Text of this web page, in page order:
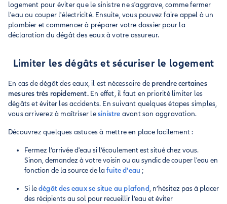
logement pour éviter que le sinistre ne s'aggrave, comme fermer
l'eau ou couper l'électricité. Ensuite, vous pouvez faire appel à un
plombier et commencer à préparer votre dossier pour la
déclaration du dégât des eaux à votre assureur.
Limiter les dégâts et sécuriser le logement
En cas de dégât des eaux, il est nécessaire de prendre certaines
mesures très rapidement.En effet, il faut en priorité limiter les
dégâts et éviter les accidents. En suivant quelques étapes simples,
vous arriverez à maîtriser lesinistre avant son aggravation.
Découvrez quelques astuces à mettre en place facilement :
Fermez l’arrivée d'eau si l’écoulement est situé chez vous.
Sinon, demandez à votre voisin ou au syndic de couper l'eau en
fonction de la source de la fuite d'eau ;
Si ledégât des eaux se situe au plafond, n’hésitez pas à placer
des récipients au sol pour recueillir l’eau et éviter